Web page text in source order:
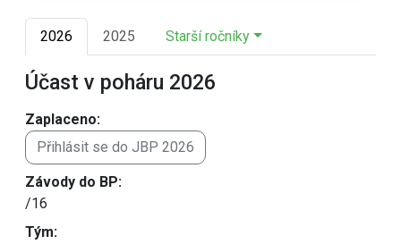
2026 2025 Starší ročníky
Účast v poháru 2026
Zaplaceno:
Přihlásit se do JBP 2026
Závody do BP:
/16
Tým: